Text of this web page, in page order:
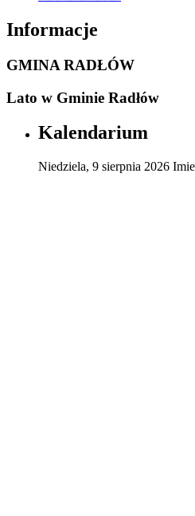
Informacje
GMINA RADŁÓW
Lato w Gminie Radłów
Kalendarium
Niedziela, 9 sierpnia 2026